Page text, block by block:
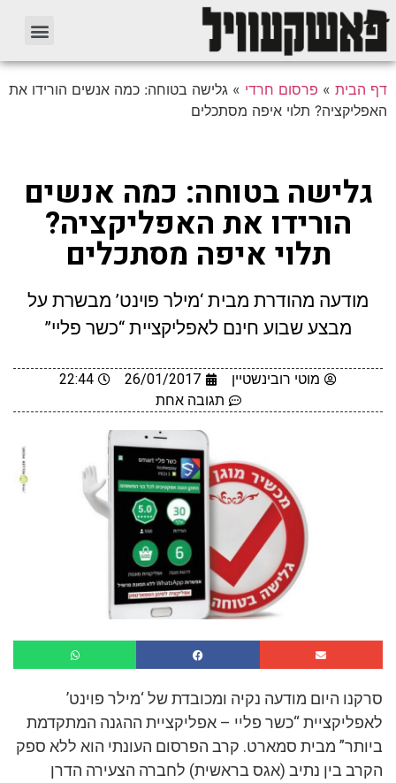
דף הבית » פרסום חרדי » גלישה בטוחה: כמה אנשים הורידו את
האפליקציה? תלוי איפה מסתכלים
גלישה בטוחה: כמה אנשים
הורידו את האפליקציה?
תלוי איפה מסתכלים
מודעה מהודרת מבית ‘מילר פוינט’ מבשרת על
מבצע שבוע חינם לאפליקציית “כשר פליי”
מוטי רובינשטיין 26/01/2017
22:44
תגובה אחת
סרקנו היום מודעה נקיה ומכובדת של ‘מילר פוינט’
לאפליקציית “כשר פליי – אפליקציית ההגנה המתקדמת
ביותר” מבית סמארט. קרב הפרסום העונתי הוא ללא ספק
הקרב בין נתיב (אגס בראשית) לחברה הצעירה הדרן